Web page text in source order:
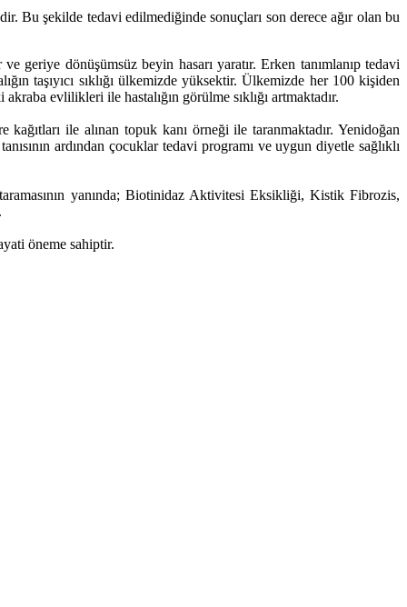
şekilde tedavi edilmediğinde sonuçları son derece ağır olan bu
geriye dönüşümsüz beyin hasarı yaratır. Erken tanımlanıp tedavi
taşıyıcı sıklığı ülkemizde yüksektir. Ülkemizde her 100 kişiden
evlilikleri ile hastalığın görülme sıklığı artmaktadır.
ile alınan topuk kanı örneği ile taranmaktadır. Yenidoğan
ardından çocuklar tedavi programı veuygun diyetle sağlıklı
yanında; Biotinidaz Aktivitesi Eksikliği, Kistik Fibrozis,
öneme sahiptir.